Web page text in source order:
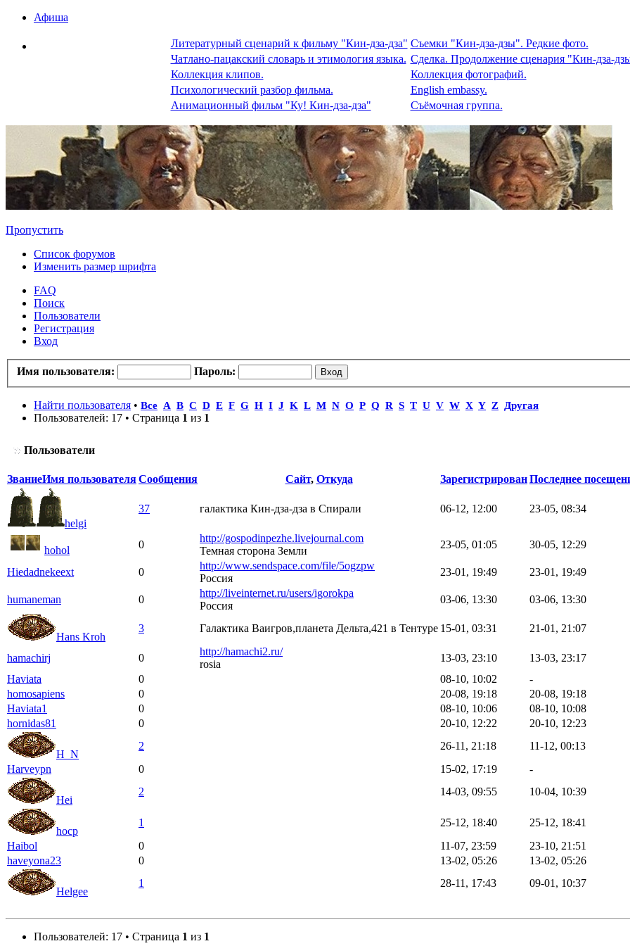
Афиша
Литературный сценарий к фильму "Кин-дза-дза" Съемки "Кин-дза-дзы". Редкие фото.
Чатлано-пацакский словарь и этимология языка. Сделка. Продолжение сценария "Кин-дза-
Коллекция клипов.
Коллекция фотографий.
Психологический разбор фильма.
English embassy.
Анимационный фильм "Ку! Кин-дза-дза"
Съёмочная группа.
Пропустить
Список форумов
Изменить размер шрифта
FAQ
Поиск
Пользователи
Регистрация
Вход
Имя пользователя: Пароль:
Найти пользователя • Все A B C D E F G H I J K L M N O P Q R S T U V W X Y Z Другая
Пользователей: 17 • Страница 1 из 1
Пользователи
ЗваниеИмя пользователяСообщения Сайт, Откуда ЗарегистрированПоследнее
helgi
37 галактика Кин-дза-дза в Спирали 06-12, 12:00 23-05, 08:34
hohol 0
http://gospodinpezhe.livejournal.com
Темная сторона Земли
23-05, 01:05 30-05, 12:29
Hiedadnekeext 0
http://www.sendspace.com/file/5ogzpw
Россия
23-01, 19:49 23-01, 19:49
humaneman 0
http://liveinternet.ru/users/igorokpa
Россия
03-06, 13:30 03-06, 13:30
Hans Kroh
3 Галактика Ваигров,планета Дельта,421 в Тентуре 15-01, 03:31 21-01, 21:07
hamachirj 0
http://hamachi2.ru/
rosia
13-03, 23:10
13-03, 23:17
Haviata
0 08-10, 10:02
-
homosapiens
0 20-08, 19:18
20-08, 19:18
Haviata1
0 08-10, 10:06
08-10, 10:08
hornidas81
0 20-10, 12:22 20-10, 12:23
H_N
2 26-11, 21:18
11-12, 00:13
Harveypn
0 15-02, 17:19 -
Hei
2 14-03, 09:55 10-04, 10:39
hocp
1 25-12, 18:40
25-12, 18:41
Haibol
0 11-07, 23:59
23-10, 21:51
haveyona23
0 13-02, 05:26 13-02, 05:26
Helgee
1 28-11, 17:43 09-01, 10:37
Пользователей: 17 • Страница 1 из 1